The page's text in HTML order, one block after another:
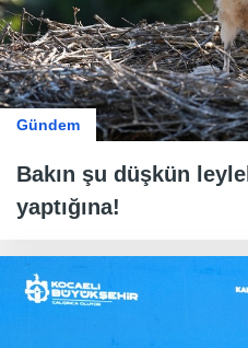
Gündem
Bakın şu düşkün
yaptığına!